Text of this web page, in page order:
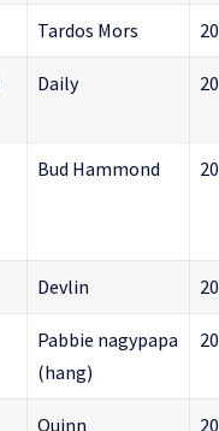
Tardos Mors
Daily
Bud Hammond
Devlin
Pabbie nagypapa
(hang)
Quinn